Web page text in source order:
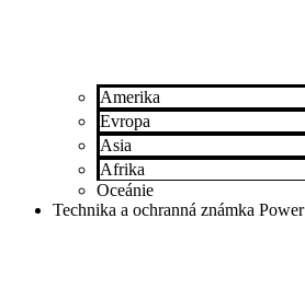
Amerika
Evropa
Asia
Afrika
Oceánie
Technika a ochranná známka Power